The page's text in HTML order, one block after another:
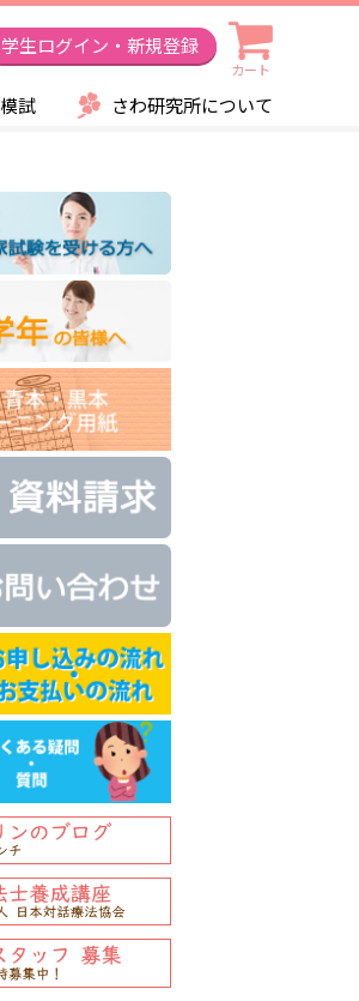
学生ログイン・新規登録
カート
模試 さわ研究所について